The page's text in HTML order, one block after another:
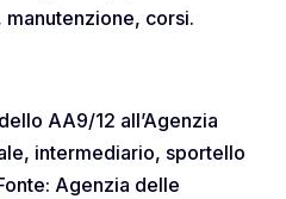
corsi.
AA9/12 all’Agenzia
intermediario, sportello
Agenzia delle